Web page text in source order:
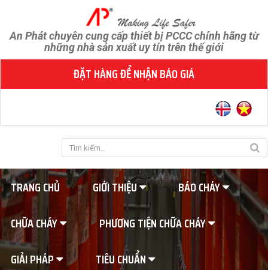
An Phát chuyên cung cấp thiết bị PCCC chính hãng từ
những nhà sản xuất uy tín trên thế giới
ĐẶT HÀNG ĐỂ NHẬN BÁO GIÁ
TRANG CHỦ GIỚI THIỆU
BÁO CHÁY
CHỮA CHÁY
PHƯƠNG TIỆN CHỮA CHÁY
GIẢI PHÁP
TIÊU CHUẨN